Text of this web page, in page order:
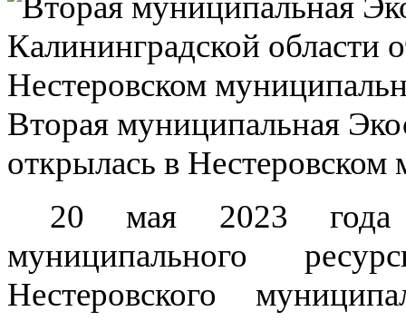
Вторая муниципальная
открылась в
20 мая 2023 года
муниципального
Нестеровского